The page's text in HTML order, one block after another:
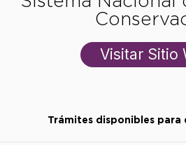
Visitar Sitio
Trámites disponibles para